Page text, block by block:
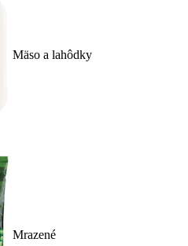
Mäso a lahôdky
Mrazené